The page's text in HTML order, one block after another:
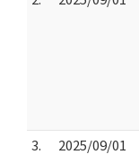
3.
2025/09/01